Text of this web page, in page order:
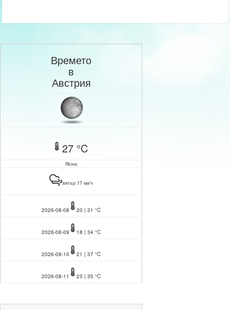
Времето
в
Австрия
27 °C
Ясно
вятър 17 км/ч
2026-08-08 20 | 31 °C
2026-08-09 18 | 34 °C
2026-08-10 21 | 37 °C
2026-08-11 23 | 35 °C